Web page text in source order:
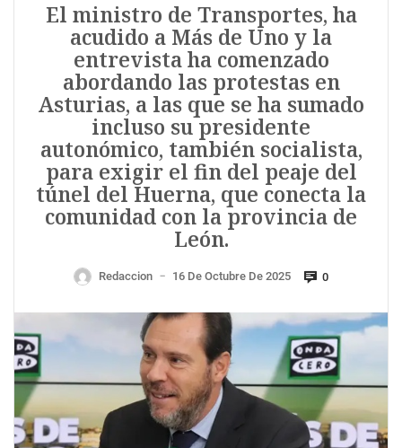
El ministro de Transportes, ha
acudido a Más de Uno y la
entrevista ha comenzado
abordando las protestas en
Asturias, a las que se ha sumado
incluso su presidente
autonómico, también socialista,
para exigir el fin del peaje del
túnel del Huerna, que conecta la
comunidad con la provincia de
León.
Redaccion — 16 De Octubre De 2025 0